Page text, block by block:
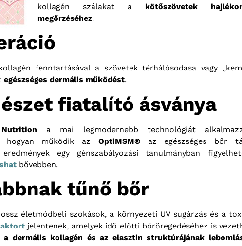
kollagén szálakat a kötőszövetek
megőrzéséhez.
fenntartásával a szövetek térhálósodása vagy
egészséges dermális működést.
fiatalító ásványa
a mai legmodernebb technológiát
hogyan működik az OptiMSM®az egészséges bőr
egy génszabályozási tanulmányban
bővebben.
tűnő bőr
életmódbeli szokások, a környezeti UV sugárzás és a
jelentenek, amelyek idő előtti bőröregedéséhez is
a dermális kollagén és az elasztin struktúrájának